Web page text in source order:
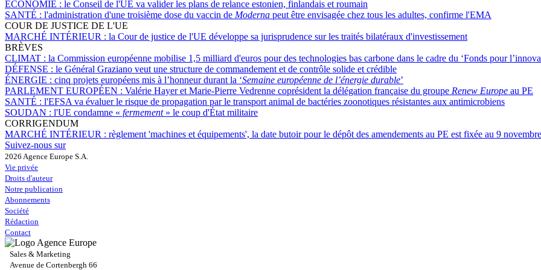
ÉCONOMIE : le Conseil de l'UE va valider les plans de relance estonien, finlandais et roumain
SANTÉ : l'administration d'une troisième dose du vaccin de Moderna peut être envisagée chez tous les adultes, confirme l'EMA
COUR DE JUSTICE DE L'UE
MARCHÉ INTÉRIEUR : la Cour de justice de l'UE développe sa jurisprudence sur les traités bilatéraux d'investissement
BRÈVES
CLIMAT : la Commission européenne mobilise 1,5 milliard d'euros pour des technologies bas carbone dans le cadre du ‘Fonds pour
DÉFENSE : le Général Graziano veut une structure de commandement et de contrôle solide et crédible
ÉNERGIE : cinq projets européens mis à l’honneur durant la ‘Semaine européenne de l’énergie durable’
PARLEMENT EUROPÉEN : Valérie Hayer et Marie-Pierre Vedrenne coprésident la délégation française du groupe Renew Europe au PE
SANTÉ : l'EFSA va évaluer le risque de propagation par le transport animal de bactéries zoonotiques résistantes aux antimicrobiens
SOUDAN : l'UE condamne « fermement » le coup d'État militaire
CORRIGENDUM
MARCHÉ INTÉRIEUR : règlement 'machines et équipements', la date butoir pour le dépôt des amendements au PE est fixée au 9 novembre
Suivez-nous sur
2026 Agence Europe S.A.
Vie privée
Droits d'auteur
Notre publication
Abonnements
Société
Rédaction
Contact
Sales & Marketing
Avenue de Cortenbergh 66